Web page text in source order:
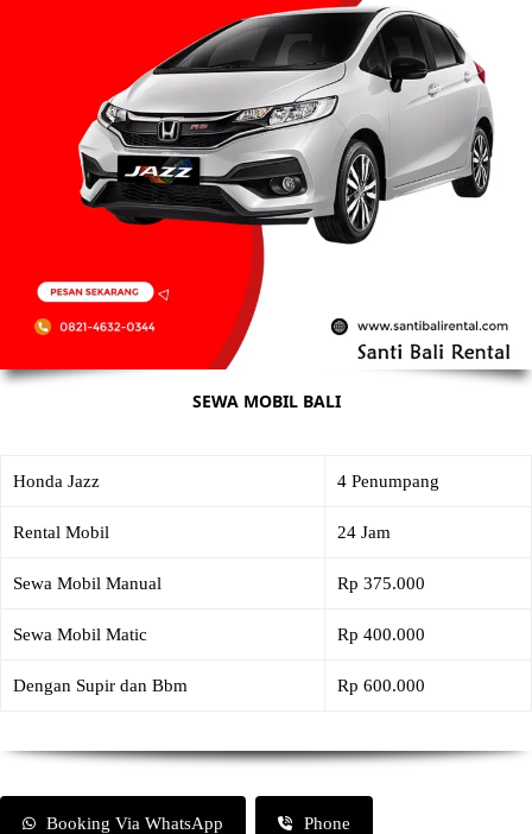
SEWA MOBIL BALI
Honda Jazz 4 Penumpang
Rental Mobil 24 Jam
Sewa Mobil Manual Rp 375.000
Sewa Mobil Matic Rp 400.000
Dengan Supir dan Bbm Rp 600.000
Booking Via WhatsApp Phone